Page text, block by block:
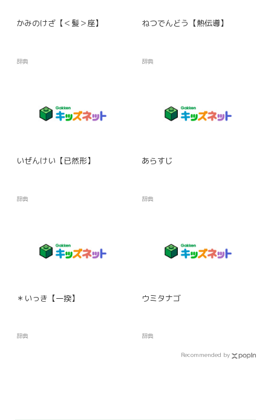
かみのけざ【＜髪＞座】
辞典
ねつでんどう【熱伝導】
辞典
いぜんけい【已然形】
辞典
あらすじ
辞典
＊いっき【一揆】
辞典
ウミタナゴ
辞典
Recommended by